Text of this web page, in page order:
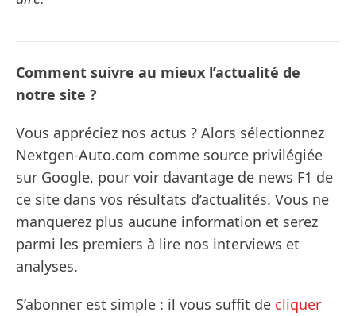
Comment suivre au mieux l’actualité de
notre site ?
Vous appréciez nos actus ? Alors sélectionnez
Nextgen-Auto.com comme source privilégiée
sur Google, pour voir davantage de news F1 de
ce site dans vos résultats d’actualités. Vous ne
manquerez plus aucune information et serez
parmi les premiers à lire nos interviews et
analyses.
S’abonner est simple : il vous suffit de cliquer